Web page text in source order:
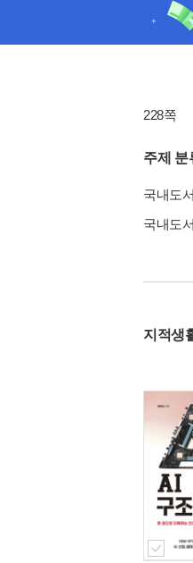
228쪽
주제 분
국내도
국내도
지적생